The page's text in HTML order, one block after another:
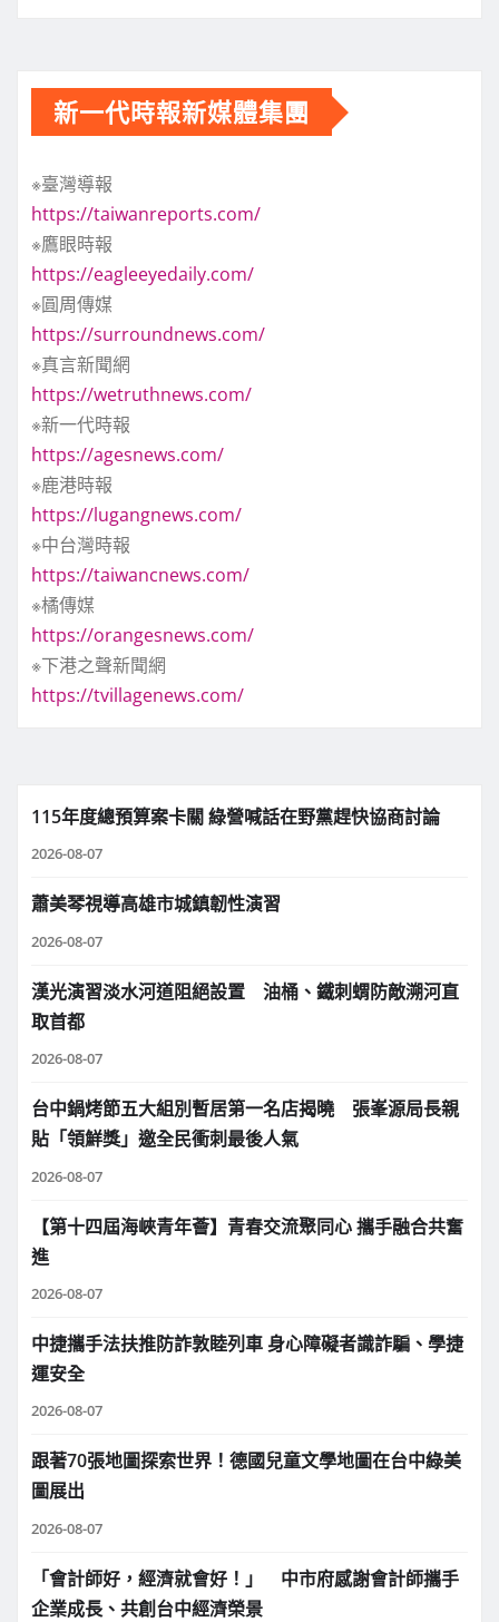
新一代時報新媒體集團
※臺灣導報
https://taiwanreports.com/
※鷹眼時報
https://eagleeyedaily.com/
※圓周傳媒
https://surroundnews.com/
※真言新聞網
https://wetruthnews.com/
※新一代時報
https://agesnews.com/
※鹿港時報
https://lugangnews.com/
※中台灣時報
https://taiwancnews.com/
※橘傳媒
https://orangesnews.com/
※下港之聲新聞網
https://tvillagenews.com/
115年度總預算案卡關 綠營喊話在野黨趕快協商討論
2026-08-07
蕭美琴視導高雄市城鎮韌性演習
2026-08-07
漢光演習淡水河道阻絕設置 油桶、鐵刺蝟防敵溯河直
取首都
2026-08-07
台中鍋烤節五大組別暫居第一名店揭曉 張峯源局長親
貼「領鮮獎」邀全民衝刺最後人氣
2026-08-07
【第十四屆海峽青年薈】青春交流聚同心 攜手融合共奮
進
2026-08-07
中捷攜手法扶推防詐敦睦列車 身心障礙者識詐騙、學捷
運安全
2026-08-07
跟著70張地圖探索世界！德國兒童文學地圖在台中綠美
圖展出
2026-08-07
「會計師好，經濟就會好！」 中市府感謝會計師攜手
企業成長、共創台中經濟榮景